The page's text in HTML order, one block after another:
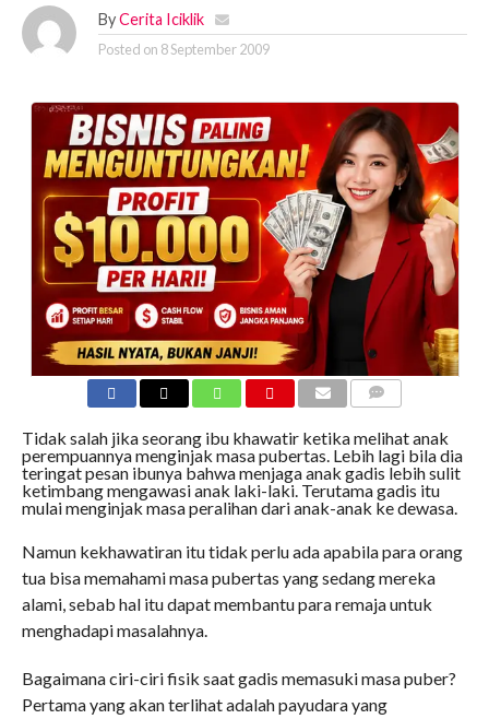
By Cerita Iciklik
Posted on 8 September 2009
Tidak salah jika seorang ibu khawatir ketika melihat anak
perempuannya menginjak masa pubertas. Lebih lagi bila dia
teringat pesan ibunya bahwa menjaga anak gadis lebih sulit
ketimbang mengawasi anak laki-laki. Terutama gadis itu
mulai menginjak masa peralihan dari anak-anak ke dewasa.
Namun kekhawatiran itu tidak perlu ada apabila para orang
tua bisa memahami masa pubertas yang sedang mereka
alami, sebab hal itu dapat membantu para remaja untuk
menghadapi masalahnya.
Bagaimana ciri-ciri fisik saat gadis memasuki masa puber?
Pertama yang akan terlihat adalah payudara yang